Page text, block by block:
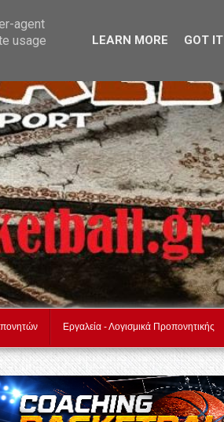
akadimiesbasket.gr
Εργαλεία - Λογισμικά Προπονητικής
agent
usage
LEARN MORE GOT IT